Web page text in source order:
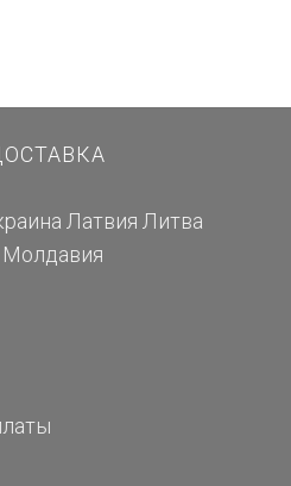
Латвия Литва
Молдавия